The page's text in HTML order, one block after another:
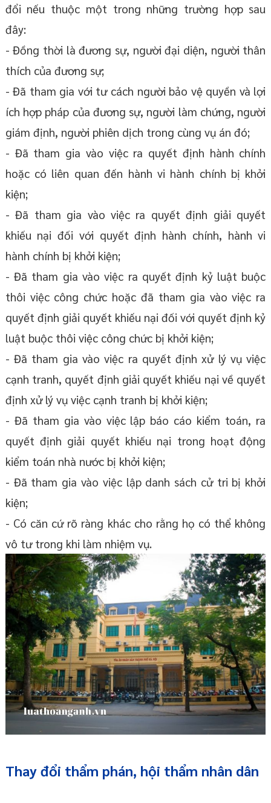
đổi nếu thuộc một trong những trường hợp sau
đây:
- Đồng thời là đương sự, người đại diện, người thân
thích của đương sự;
- Đã tham gia với tư cách người bảo vệ quyền và lợi
ích hợp pháp của đương sự, người làm chứng, người
giám định, người phiên dịch trong cùng vụ án đó;
- Đã tham gia vào việc ra quyết định hành chính
hoặc có liên quan đến hành vi hành chính bị khởi
kiện;
- Đã tham gia vào việc ra quyết định giải quyết
khiếu nại đối với quyết định hành chính, hành vi
hành chính bị khởi kiện;
- Đã tham gia vào việc ra quyết định kỷ luật buộc
thôi việc công chức hoặc đã tham gia vào việc ra
quyết định giải quyết khiếu nại đối với quyết định kỷ
luật buộc thôi việc công chức bị khởi kiện;
- Đã tham gia vào việc ra quyết định xử lý vụ việc
cạnh tranh, quyết định giải quyết khiếu nại về quyết
định xử lý vụ việc cạnh tranh bị khởi kiện;
- Đã tham gia vào việc lập báo cáo kiểm toán, ra
quyết định giải quyết khiếu nại trong hoạt động
kiểm toán nhà nước bị khởi kiện;
- Đã tham gia vào việc lập danh sách cử tri bị khởi
kiện;
- Có căn cứ rõ ràng khác cho rằng họ có thể không
vô tư trong khi làm nhiệm vụ.
Thay đổi thẩm phán, hội thẩm nhân dân